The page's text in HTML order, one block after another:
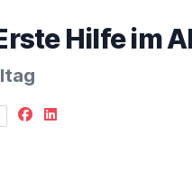
Hilfe im
Facebook
LinkedIn